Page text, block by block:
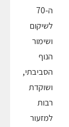
ה-70
לשיקום
ושימור
הנוף
הסביבתי,
ושוקדת
רבות
למזעור